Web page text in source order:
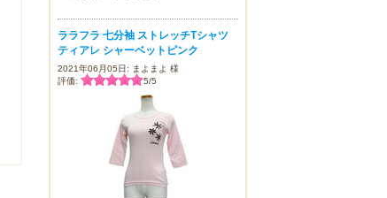
ララフラ 七分袖 ストレッチTシャツ
ティアレ シャーベットピンク
2021年06月05日: まよまよ 様
評価:
5/5